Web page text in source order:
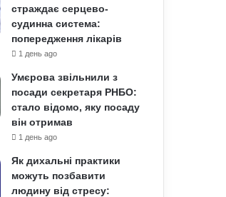
страждає серцево-
судинна система:
попередження лікарів
1 день ago
Умєрова звільнили з
посади секретаря РНБО:
стало відомо, яку посаду
він отримав
1 день ago
Як дихальні практики
можуть позбавити
людину від стресу: